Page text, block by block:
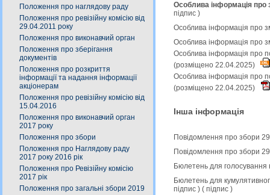
Положення про наглядову раду
Положення про ревізійну комісію від
29.04.2011 року
Положення про виконавчий орган
Положення про зберігання
документів
Положення про розкриття
інформації та надання інформації
акціонерам
Положення про ревізійну комісію від
15.04.2016
Положення про виконавчий орган
2017 року
Положення про збори
Положення про Наглядову раду
2017 року 2016 рік
Положення про Ревізійну комісію
2017 рік
Положення про загальні збори 2019
Особлива інформація про
підпис )
Особлива інформація про
Особлива інформація про
Особлива інформація про
(розміщено 22.04.2025)
Особлива інформація про
(розміщено 22.04.2025)
Інша інформація
Повідомлення про збори
Повідомлення про збори
Бюлетень для
Бюлетень для
підпис ) ( підпис )